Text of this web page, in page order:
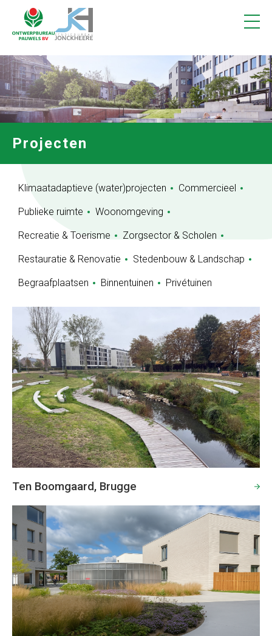
Projecten
Klimaatadaptieve (water)projecten Commercieel
Publieke ruimte Woonomgeving
Recreatie & Toerisme Zorgsector & Scholen
Restauratie & Renovatie Stedenbouw & Landschap
Begraafplaatsen Binnentuinen Privétuinen
Ten Boomgaard, Brugge